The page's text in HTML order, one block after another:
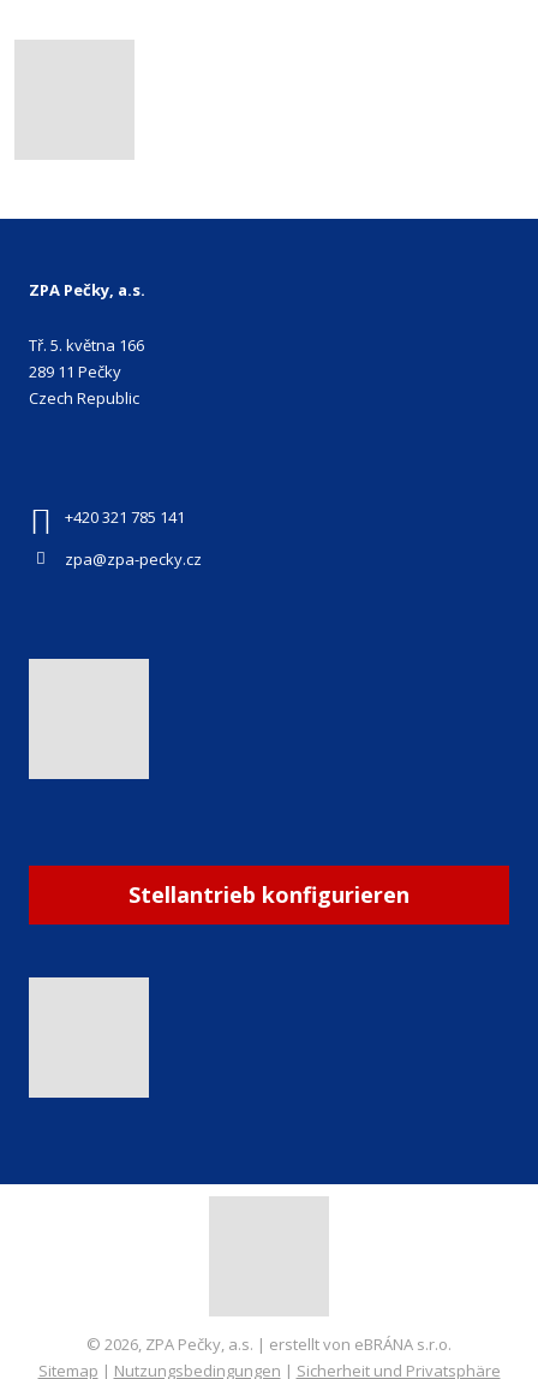
ZPA Pečky, a.s.
Tř. 5. května 166
289 11 Pečky
Czech Republic
+420 321 785 141
zpa@zpa-pecky.cz
Stellantrieb konfigurieren
© 2026, ZPA Pečky, a.s. | erstellt von eBRÁNA s.r.o.
Sitemap | Nutzungsbedingungen | Sicherheit und Privatsphäre